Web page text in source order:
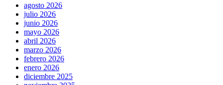
agosto 2026
julio 2026
junio 2026
mayo 2026
abril 2026
marzo 2026
febrero 2026
enero 2026
diciembre 2025